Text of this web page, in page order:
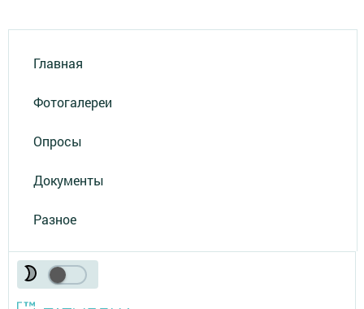
Главная
Фотогалереи
Опросы
Документы
Разное